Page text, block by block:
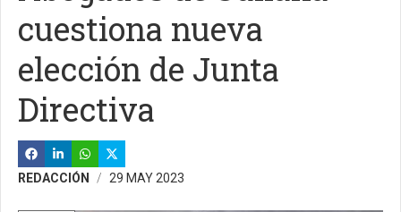
cuestiona nueva
elección de Junta
Directiva
REDACCIÓN 29 MAY 2023